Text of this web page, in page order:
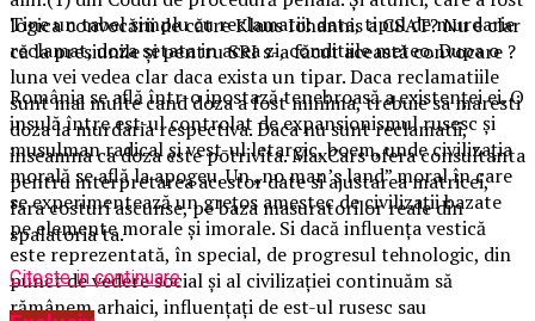
logica convocării de către Klaus Iohannis a CSAT? Nu e clar
că la presiunile și pentru SRI s-a făcut această convocare ?
România se află într-o ipostază tenebroasă a existenței ei. O
insulă între est-ul controlat de expansionismul rusesc și
musulman radical și vest-ul letargic, boem, unde civilizația
morală se află la apogeu. Un „no man’s land” moral în care
se experimentează un grețos amestec de civilizații bazate
pe elemente morale și imorale. Si dacă influența vestică
este reprezentată, în special, de progresul tehnologic, din
punct de vedere social și al civilizației continuăm să
rămânem arhaici, influențați de est-ul rusesc sau
Tine un tabel simplu cu reclamatii: data, tipul de murdarie
reclamat, doza setata in acea zi, conditiile meteo. Dupa o
luna vei vedea clar daca exista un tipar. Daca reclamatiile
sunt mai multe cand doza a fost minima, trebuie sa maresti
doza la murdaria respectiva. Daca nu sunt reclamatii,
inseamna ca doza este potrivita. MaxCars ofera consultanta
pentru interpretarea acestor date si ajustarea matricei,
fara costuri ascunse, pe baza masuratorilor reale din
spalatoria ta.
Citeste in continuare